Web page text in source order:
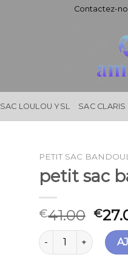
Contactez-
SAC LOULOU YSL SAC CLARIS
PETIT SAC
petit sac
€41.00 €
quantité de petit